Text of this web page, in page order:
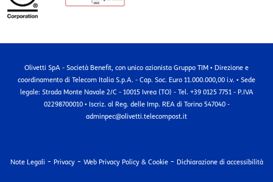
Olivetti SpA - Società Benefit, con unico azionista Gruppo TIM • Direzione e
coordinamento di Telecom Italia S.p.A. - Cap. Soc. Euro 11.000.000,00 i.v. • Sede
legale: Strada Monte Navale 2/C - 10015 Ivrea (TO) - Tel. +39 0125 7751 - P.IVA
02298700010 • Iscriz. al Reg. delle Imp. REA di Torino 547040 -
adminpec@olivetti.telecompost.it
Note Legali - Privacy- Web Privacy Policy & Cookie- Dichiarazione di accessibilità